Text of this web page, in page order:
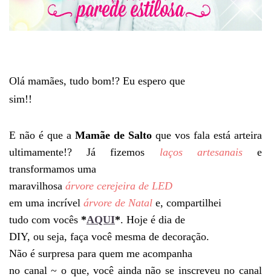
Olá mamães, tudo bom!? Eu espero que
sim!!
E não é que a Mamãe de Salto que vos fala está arteira
ultimamente!? Já fizemos laços artesanaise
transformamos uma
maravilhosa árvore cerejeira de LED
em uma incrível árvore de Natal e, compartilhei
tudo com vocês *AQUI*. Hoje é dia de
DIY, ou seja, faça você mesma de decoração.
Não é surpresa para quem me acompanha
no canal ~ o que, você ainda não se inscreveu no canal